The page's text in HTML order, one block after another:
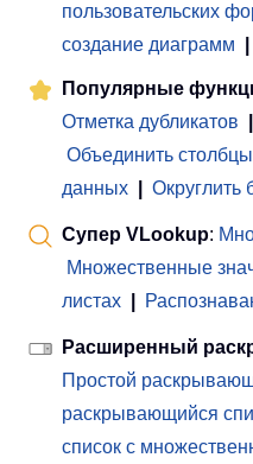
пользовательских
создание диаграмм
Популярные
Отметка дубликатов
Объединить
данных
Округлить
Супер VLookup:
Множественные
листах
Расширенный
Простой
раскрывающийся
список с